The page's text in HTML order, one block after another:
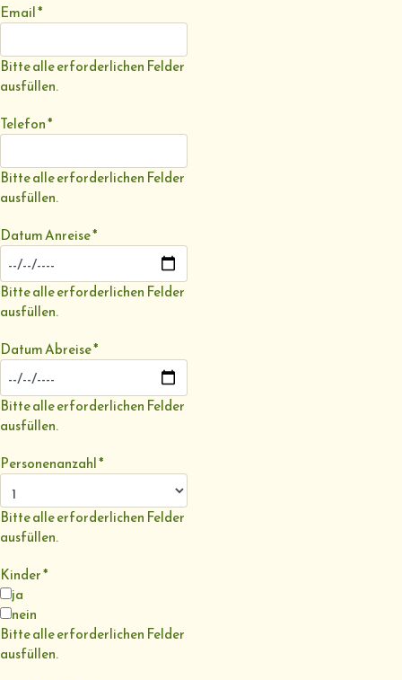
Email*
Bitte alle erforderlichen Felder
ausfüllen.
Telefon*
Bitte alle erforderlichen Felder
ausfüllen.
Datum Anreise*
Bitte alle erforderlichen Felder
ausfüllen.
Datum Abreise*
Bitte alle erforderlichen Felder
ausfüllen.
Personenanzahl*
Bitte alle erforderlichen Felder
ausfüllen.
Kinder*
ja
nein
Bitte alle erforderlichen Felder
ausfüllen.